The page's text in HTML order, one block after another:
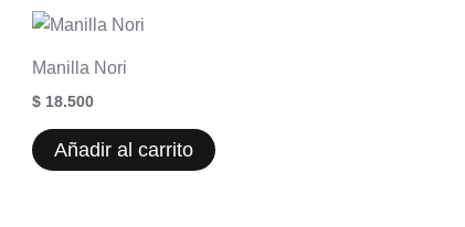
Manilla Nori
$ 18.500
Añadir al carrito